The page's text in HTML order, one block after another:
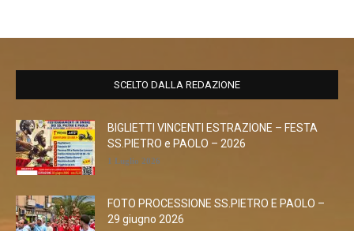
SCELTO DALLA REDAZIONE
BIGLIETTI VINCENTI ESTRAZIONE – FESTA
SS.PIETRO e PAOLO – 2026
1 Luglio 2026
FOTO PROCESSIONE SS.PIETRO E PAOLO –
29 giugno 2026